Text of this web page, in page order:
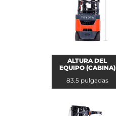
ALTURA DEL
EQUIPO (CABINA)
83.5 pulgadas